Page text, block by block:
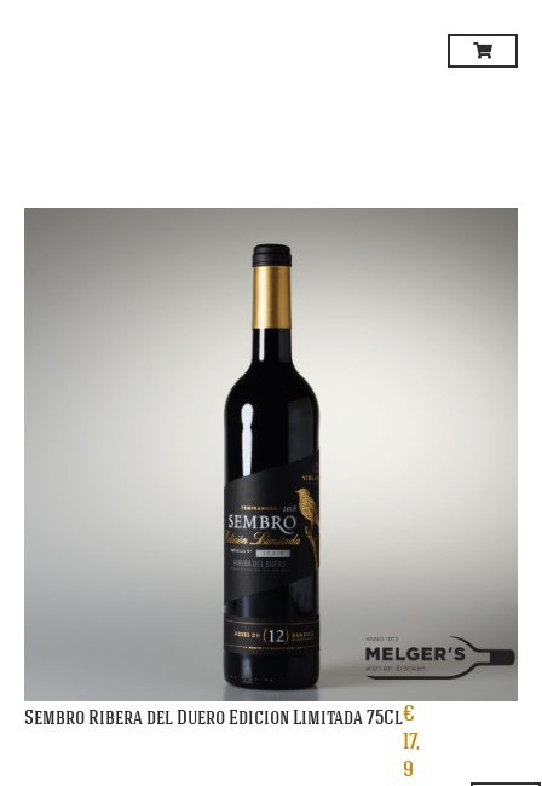
Sembro Ribera del Duero Edicion Limitada 75Cl€
17,
9